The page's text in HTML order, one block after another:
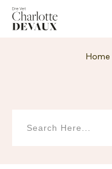
Home